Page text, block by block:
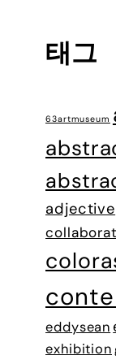
태그
63artmuseum
adjective
eddysean
exhibition